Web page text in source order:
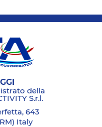
della
S.r.l.
643
Italy